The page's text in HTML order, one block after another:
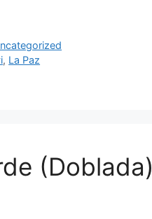
, La Paz
(Doblada)